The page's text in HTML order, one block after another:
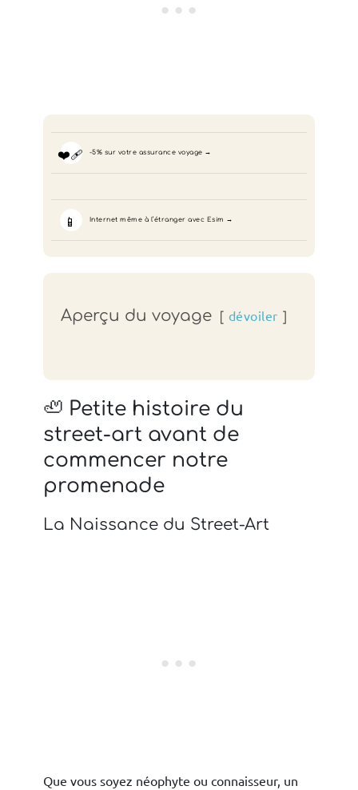
❤️‍🩹 -5% sur votre assurance voyage
📱 Internet même à l’étranger avec Esim
Aperçu du voyage dévoiler
🦥 Petite histoire du
street-art avant de
commencer notre
promenade
La Naissance du Street-Art
Que vous soyez néophyte ou connaisseur, un